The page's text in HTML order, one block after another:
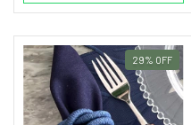
29% OFF